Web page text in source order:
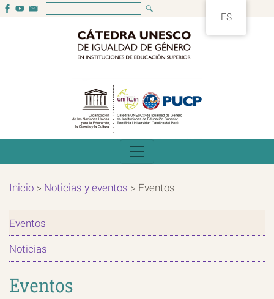
Inicio > Noticias y eventos > Eventos
Eventos
Noticias
Eventos
ES